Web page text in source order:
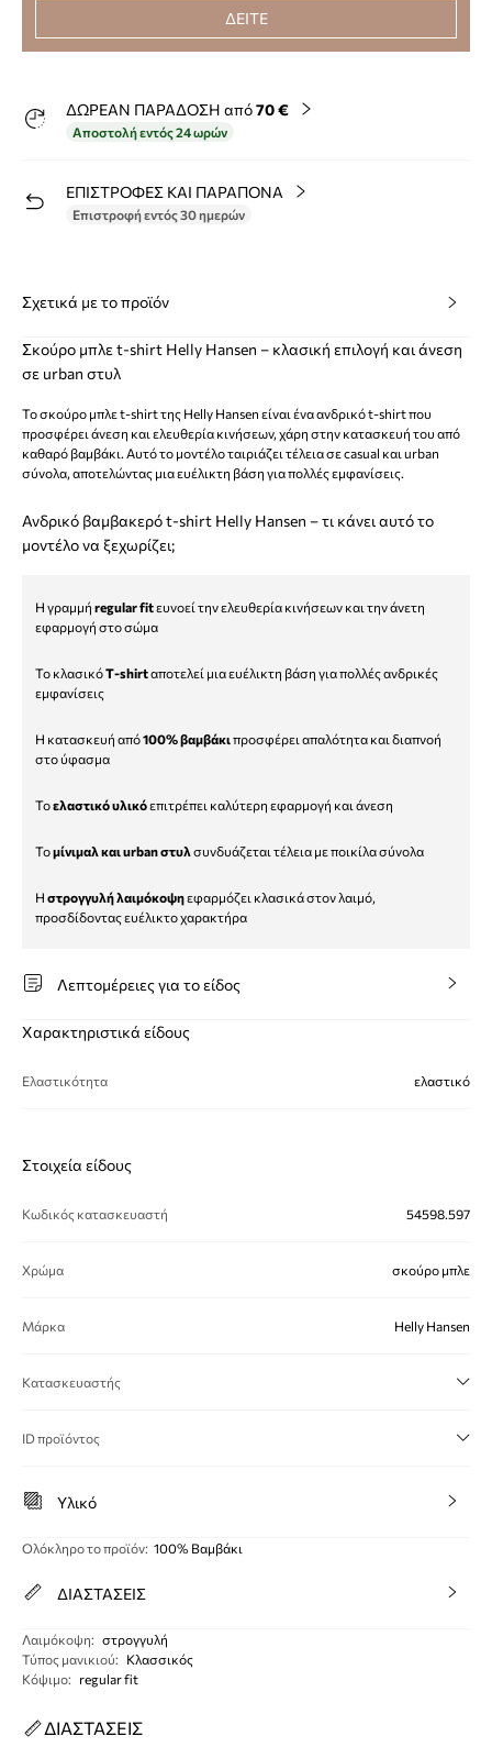
ΔΕΙΤΕ
ΔΩΡΕΑΝ ΠΑΡΑΔΟΣΗ από70 €
Αποστολή εντός 24 ωρών
ΕΠΙΣΤΡΟΦΕΣ ΚΑΙ ΠΑΡΑΠΟΝΑ
Επιστροφή εντός 30 ημερών
Σχετικά με το προϊόν
Σκούρο μπλε t-shirt Helly Hansen – κλασική επιλογή και άνεση
σε urban στυλ
Το σκούρο μπλε t-shirt της Helly Hansen είναι ένα ανδρικό t-shirt που
προσφέρει άνεση και ελευθερία κινήσεων, χάρη στην κατασκευή του από
καθαρό βαμβάκι. Αυτό το μοντέλο ταιριάζει τέλεια σε casual και urban
σύνολα, αποτελώντας μια ευέλικτη βάση για πολλές εμφανίσεις.
Ανδρικό βαμβακερό t-shirt Helly Hansen – τι κάνει αυτό το
μοντέλο να ξεχωρίζει;
Η γραμμή regular fitευνοεί την ελευθερία κινήσεων και την άνετη
εφαρμογή στο σώμα
Το κλασικόT-shirtαποτελεί μια ευέλικτη βάση για πολλές ανδρικές
εμφανίσεις
Η κατασκευή από100% βαμβάκιπροσφέρει απαλότητα και διαπνοή
στο ύφασμα
Τοελαστικό υλικόεπιτρέπει καλύτερη εφαρμογή και άνεση
Τομίνιμαλ και urban στυλ συνδυάζεται τέλεια με ποικίλα σύνολα
Η στρογγυλή λαιμόκοψηεφαρμόζει κλασικά στον λαιμό,
προσδίδοντας ευέλικτο χαρακτήρα
Λεπτομέρειες για το είδος
Χαρακτηριστικά είδους
Ελαστικότητα ελαστικό
Στοιχεία είδους
Κωδικός κατασκευαστή 54598.597
Χρώμα σκούρο μπλε
Μάρκα Helly Hansen
Κατασκευαστής
ID προϊόντος
Υλικό
Ολόκληρο το προϊόν: 100% Βαμβάκι
ΔΙΑΣΤΑΣΕΙΣ
Λαιμόκοψη: στρογγυλή
Τύπος μανικιού:
Κλασσικός
Κόψιμο: regular fit
ΔΙΑΣΤΑΣΕΙΣ